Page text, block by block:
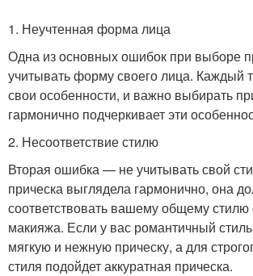
1. Неучтенная форма лица
Одна из основных ошибок при выборе
учитывать форму своего лица. Каждый
свои особенности, и важно выбирать
гармонично подчеркивает эти
2. Несоответствие стилю
Вторая ошибка — не учитывать свой
прическа выглядела гармонично, она
соответствовать вашему общему
макияжа. Если у вас романтичный
мягкую и нежную прическу, а для
стиля подойдет аккуратная прическа.